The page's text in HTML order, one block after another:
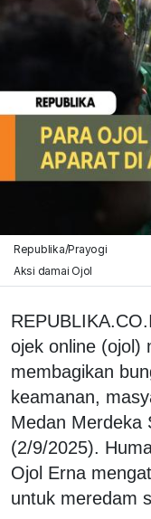
Republika/Prayogi
Aksi damai Ojol
ojek online (ojol)
membagikan
keamanan,
Medan Merdeka
(2/9/2025).
Ojol Erna
untuk meredam